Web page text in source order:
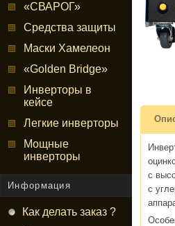
«СВАРОГ»
Средства защиты
Маски Хамелеон
«Golden Bridge»
Инверторы в
кейсе
Легкие инверторы
Мощные
инверторы
Информация
Как делать заказ ?
с
с